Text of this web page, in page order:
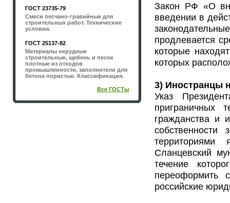
ГОСТ 23735-79
Смеси песчано-гравийные для
строительных работ. Технические
условия.
ГОСТ 25137-82
Материалы нерудные
строительные, щебень и песок
плотные из отходов
промышленности, заполнители для
бетона пористые. Классификация.
Все ГОСТы
Закон РФ «О
введении в
продлевается
которые
которых
3) Иностранцы
Указ
приграничных
гражданства и
собственности
территориями
Сланцевский
течение
переоформить
российские